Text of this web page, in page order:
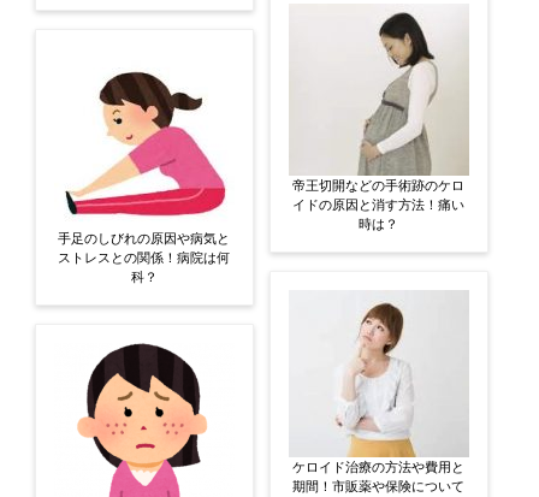
手足のしびれの原因や病気と
ストレスとの関係！病院は何
科？
帝王切開などの手術跡のケロ
イドの原因と消す方法！痛い
時は？
ケロイド治療の方法や費用と
期間！市販薬や保険について